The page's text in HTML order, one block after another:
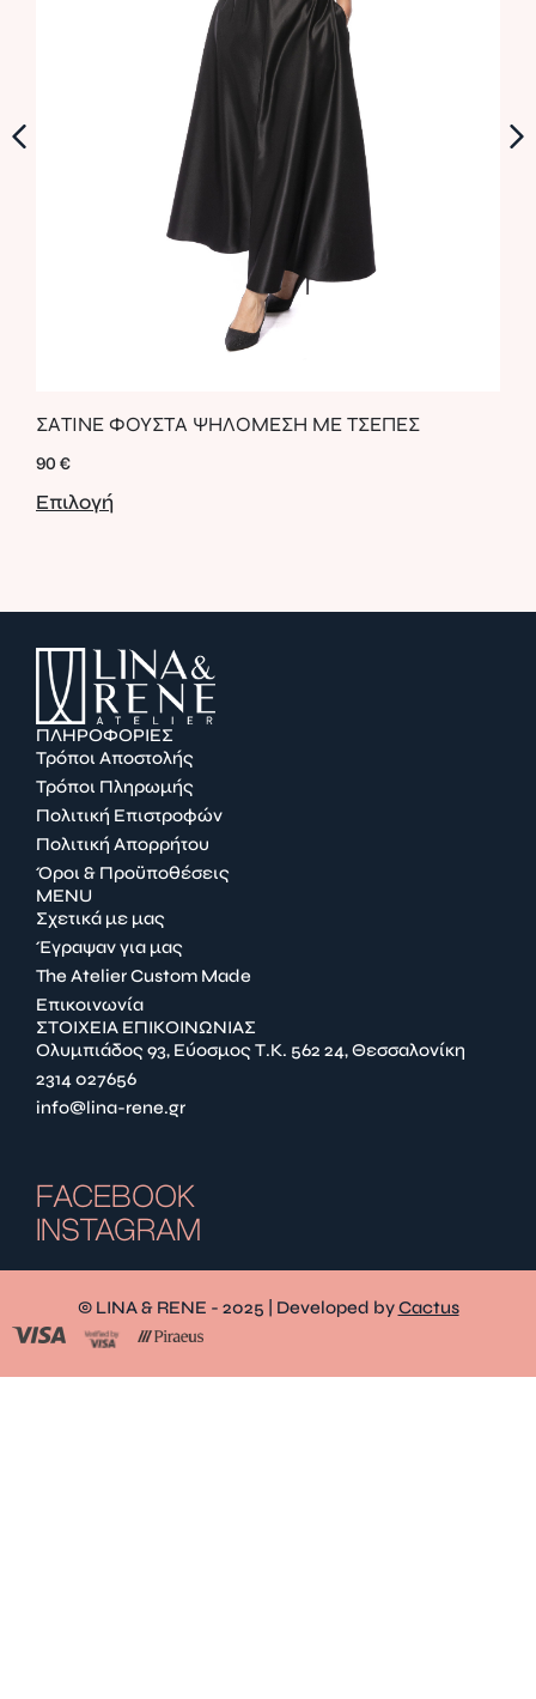
ΣΑΤΙΝΕ ΦΟΥΣΤΑ ΨΗΛΟΜΕΣΗ ΜΕ ΤΣΕΠΕΣ
90 €
Επιλογή
ΠΛΗΡΟΦΟΡΙΕΣ
Τρόποι Αποστολής
Τρόποι Πληρωμής
Πολιτική Επιστροφών
Πολιτική Απορρήτου
Όροι & Προϋποθέσεις
MENU
Σχετικά με μας
Έγραψαν για μας
The Atelier Custom Made
Επικοινωνία
ΣΤΟΙΧΕΙΑ ΕΠΙΚΟΙΝΩΝΙΑΣ
Ολυμπιάδος 93, Εύοσμος Τ.Κ. 562 24, Θεσσαλονίκη
2314 027656
info@lina-rene.gr
FACEBOOK
INSTAGRAM
© LINA & RENE - 2025 | Developed byCactus